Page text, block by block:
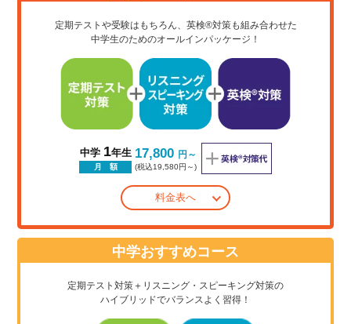
定期テストや受験はもちろん、英検®対策も組み合わせた
中学生のためのオールインパッケージ！
中学 1年生
月 額
17,800 円～
(税込19,580円～)
料金表へ
中学おすすめコース
定期テスト対策＋リスニング・スピーキング対策の
ハイブリッドでバランスよく習得！